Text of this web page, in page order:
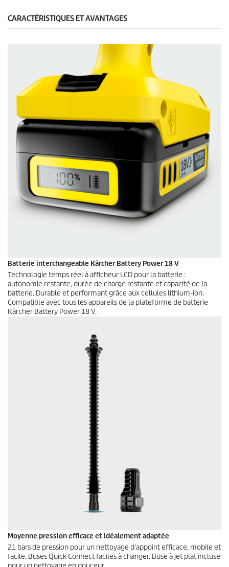
CARACTÉRISTIQUES ET AVANTAGES
Batterie interchangeable Kärcher Battery Power 18 V
Technologie temps réel à afficheur LCD pour la batterie :
autonomie restante, durée de charge restante et capacité de la
batterie. Durable et performant grâce aux cellules lithium-ion.
Compatible avec tous les appareils de la plateforme de batterie
Kärcher Battery Power 18 V.
Moyenne pression efficace et idéalement adaptée
21 bars de pression pour un nettoyage d'appoint efficace, mobile et
facile. BusesQuick Connectfaciles à changer. Buse à jet plat incluse